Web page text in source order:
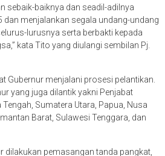
sebaik-baiknya dan seadil-adilnya
dan menjalankan segala undang-undang
lurusnya serta berbakti kepada
kata Tito yang diulangi sembilan Pj.
Gubernur menjalani prosesi pelantikan.
yang juga dilantik yakni Penjabat
Sumatera Utara, Papua, Nusa
Barat, Sulawesi Tenggara, dan
dilakukan pemasangan tanda pangkat,